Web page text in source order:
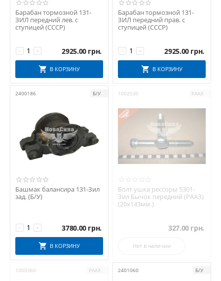
Барабан тормозной 131-
ЗИЛ передний лев. с
ступицей (СССР)
+
− 2925.00 грн.
В КОРЗИНУ
Барабан тормозной 131-
ЗИЛ передний прав. с
ступицей (СССР)
+
− 2925.00 грн.
В КОРЗИНУ
2400186 Б/У
Башмак балансира 131-Зил
зад. (Б/У)
+
− 3780.00 грн.
В КОРЗИНУ
1002530 РААЗ
Болт ушка рессоры 5301-
Зил Бычок передний (РААЗ)
(20х143мм.)
327.00 грн.
Нет в наличии
1000360 РААЗ 2401060 Б/У